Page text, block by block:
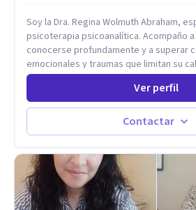
Soy la Dra. Regina Wolmuth Abraham,
psicoterapia psicoanalítica. Acompaño
conocerse profundamente y a superar
emocionales y traumas que limitan su
trabajado en reconocidas instituciones
Psiquiátrico San Rafael, Instituto
Bernardino, Hospital Psiquiátrico
Integración Juvenil. Además, tuve el
en comunidades como Olivar del Conde
Ver perfil
Contactar